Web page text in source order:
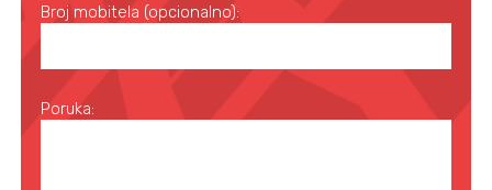
Broj mobitela (opcionalno):
Poruka: